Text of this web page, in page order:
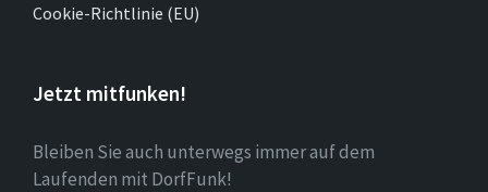
Cookie-Richtlinie (EU)
Jetzt mitfunken!
Bleiben Sie auch unterwegs immer auf dem
Laufenden mit DorfFunk!